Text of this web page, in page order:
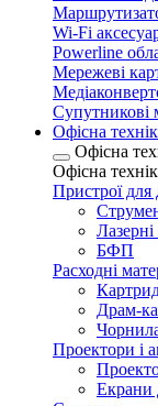
Wi-Fi
Рowerline
Мережеві
Супутникові
Офісна
Офісна
Офісна
Пристрої для
БФП
Расходні
Драм-
Проектори і
Екрани